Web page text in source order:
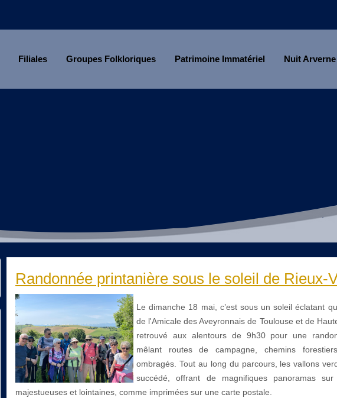
Filiales Groupes Folkloriques Patrimoine Immatériel Nuit Arverne
Randonnée printanière sous le soleil de Rieux-
Le dimanche 18 mai, c’est sous un soleil éclatant
de l'Amicale des Aveyronnais de Toulouse et de
retrouvé aux alentours de 9h30 pour une
mêlant routes de campagne, chemins
ombragés. Tout au long du parcours, les vallons
succédé, offrant de magnifiques panoramas sur
majestueuses et lointaines, comme imprimées sur une carte postale.